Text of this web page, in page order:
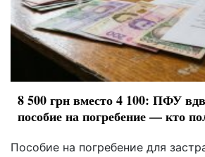
8 500 грн вместо 4 100: ПФУ
пособие на погребение — кто
Пособие на погребение для